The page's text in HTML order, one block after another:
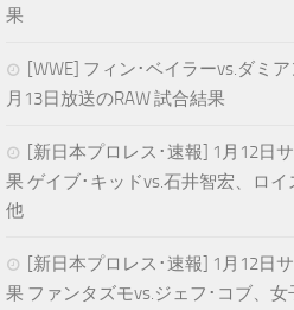
果
[WWE] フィン･ベイラーvs.ダミ
月13日放送のRAW 試合結果
[新日本プロレス･速報] 1月12日
果 ゲイブ･キッドvs.石井智宏、ロイ
他
[新日本プロレス･速報] 1月12日
果 ファンタズモvs.ジェフ･コブ、女